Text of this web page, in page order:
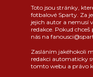
Toto jsou stránky,
fotbalové Sparty. Za
jejich autor a nemusí
redakce. Pokud
nás na
Zasláním jakéhokoli
redakci automaticky
tomto webu a právo